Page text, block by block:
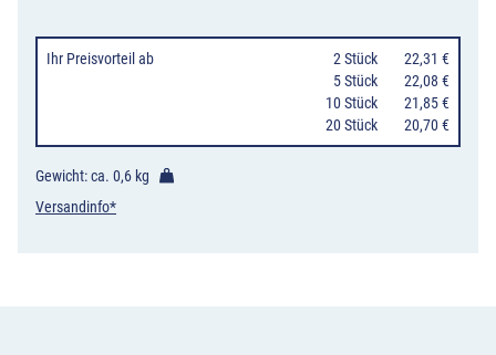
Ihr Preisvorteil ab 2 Stück
22,31 €
5 Stück
22,08 €
10 Stück
21,85 €
20 Stück
20,70 €
Gewicht: ca. 0,6 kg
Versandinfo*